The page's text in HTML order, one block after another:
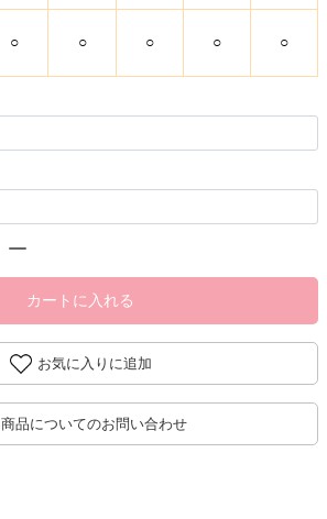
○ ○ ○ ○ ○
カートに入れる
お気に入りに追加
商品についてのお問い合わせ